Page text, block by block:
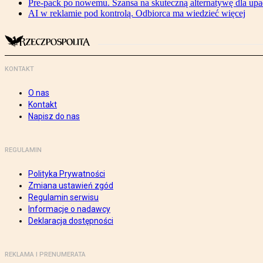
Pre-pack po nowemu. Szansa na skuteczną alternatywę dla
AI w reklamie pod kontrolą. Odbiorca ma wiedzieć więcej
KONTAKT
O nas
Kontakt
Napisz do nas
REGULAMIN
Polityka Prywatności
Zmiana ustawień zgód
Regulamin serwisu
Informacje o nadawcy
Deklaracja dostępności
REKLAMA I PRENUMERATA